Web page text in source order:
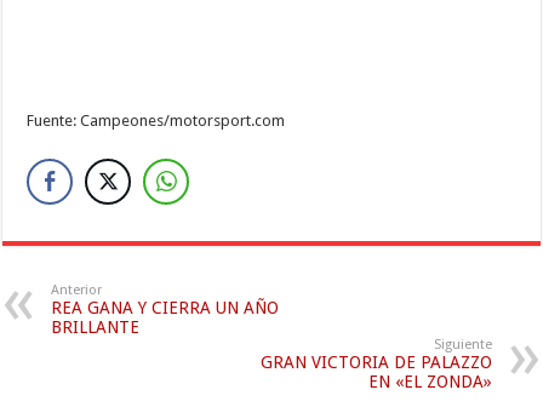
Fuente: Campeones/motorsport.com
Anterior
REA GANA Y CIERRA UN AÑO
BRILLANTE
Siguiente
GRAN VICTORIA DE PALAZZO
EN «EL ZONDA»